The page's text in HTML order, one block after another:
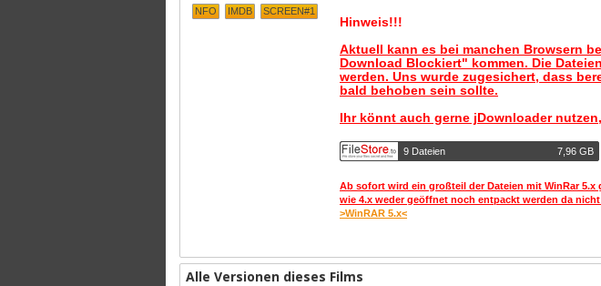
NFO IMDB SCREEN#1
Hinweis!!!
Aktuell kann es bei manchen Browsern
Download Blockiert" kommen. Die
werden. Uns wurde zugesichert, dass
bald behoben sein sollte.
Ihr könnt auch gerne jDownloader
9 Dateien 7,96 GB
Ab sofort wird ein großteil der Dateien mit WinRar 5.x
wie 4.x weder geöffnet noch entpackt werden da
>WinRAR 5.x<
Alle Versionen dieses Films